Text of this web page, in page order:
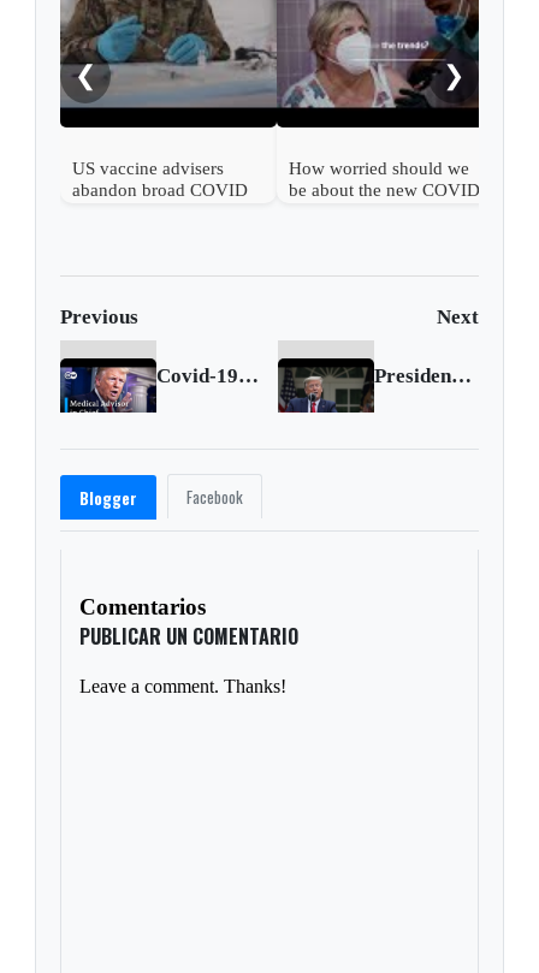
❮
US vaccine advisers
abandon broad COVID
How worried should we
be about the new COVID
❯
Previous Next
Covid-19: Hydroxychloroquine under scrutiny President Donald Trump "to suspend all immigration" during pandemic
Blogger Facebook
Comentarios
PUBLICAR UN COMENTARIO
Leave a comment. Thanks!